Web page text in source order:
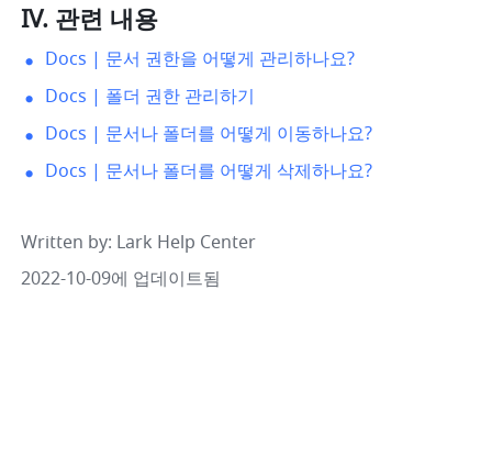
IV. 관련 내용
Docs | 문서 권한을 어떻게 관리하나요?
Docs | 폴더 권한 관리하기
Docs | 문서나 폴더를 어떻게 이동하나요?
Docs | 문서나 폴더를 어떻게 삭제하나요?
Written by: Lark Help Center
2022-10-09에 업데이트됨